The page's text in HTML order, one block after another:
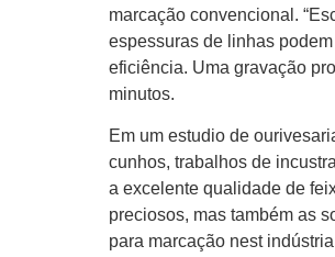
marcação convencional.
espessuras de linhas
eficiência. Uma gravação
minutos.
Em um estudio de
cunhos, trabalhos de
a excelente qualidade de
preciosos, mas também as
para marcação nest